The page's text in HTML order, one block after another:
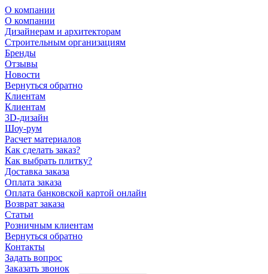
О компании
О компании
Дизайнерам и архитекторам
Строительным организациям
Бренды
Отзывы
Новости
Вернуться обратно
Клиентам
Клиентам
3D-дизайн
Шоу-рум
Расчет материалов
Как сделать заказ?
Как выбрать плитку?
Доставка заказа
Оплата заказа
Оплата банковской картой онлайн
Возврат заказа
Статьи
Розничным клиентам
Вернуться обратно
Контакты
Задать вопрос
Заказать звонок